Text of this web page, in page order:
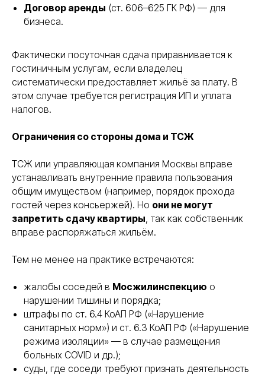
Договор аренды (ст. 606–625 ГК РФ) — для
бизнеса.
Фактически посуточная сдача приравнивается к
гостиничным услугам, если владелец
систематически предоставляет жильё за плату. В
этом случае требуется регистрация ИП и уплата
налогов.
Ограничения со стороны дома и ТСЖ
ТСЖ или управляющая компания Москвы вправе
устанавливать внутренние правила пользования
общим имуществом (например, порядок прохода
гостей через консьержей). Но они не могут
запретить сдачу квартиры, так как собственник
вправе распоряжаться жильём.
Тем не менее на практике встречаются:
жалобы соседей в Мосжилинспекцию о
нарушении тишины и порядка;
штрафы по ст. 6.4 КоАП РФ («Нарушение
санитарных норм») и ст. 6.3 КоАП РФ («Нарушение
режима изоляции» — в случае размещения
больных COVID и др.);
суды, где соседи требуют признать деятельность